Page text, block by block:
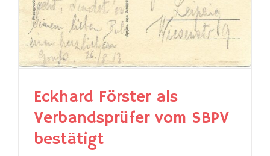
Eckhard Förster als
Verbandsprüfer vom SBPV
bestätigt